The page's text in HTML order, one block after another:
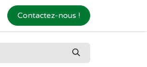
Contactez-nous !